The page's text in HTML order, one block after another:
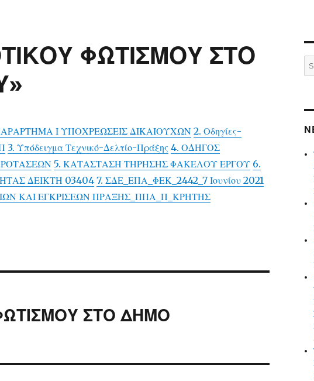
ΦΩΤΙΣΜΟΥ ΣΤΟ
Ι ΥΠΟΧΡΕΩΣΕΙΣ ΔΙΚΑΙΟΥΧΩΝ 2. Οδηγίες-
3. Υπόδειγμα Τεχνικό-Δελτίο-Πράξης 4. ΟΔΗΓΟΣ
5. ΚΑΤΑΣΤΑΣΗ ΤΗΡΗΣΗΣ ΦΑΚΕΛΟΥ ΕΡΓΟΥ 6.
ΔΕΙΚΤΗ 03404 7. ΣΔΕ_ΕΠΑ_ΦΕΚ_2442_7 Ιουνίου 2021
ΚΑΙ ΕΓΚΡΙΣΕΩΝ ΠΡΑΞΗΣ_ΠΠΑ_Π_ΚΡΗΤΗΣ
ΣΤΟ ΔΗΜΟ